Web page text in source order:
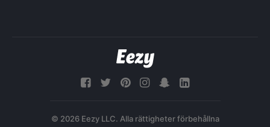
© 2026 Eezy LLC. Alla rättigheter förbehållna